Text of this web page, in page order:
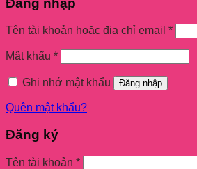
Tên tài khoản hoặc địa chỉ email *
Mật khẩu *
Ghi nhớ mật khẩu Đăng nhập
Quên mật khẩu?
Đăng ký
Tên tài khoản *